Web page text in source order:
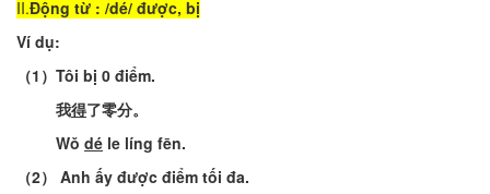
II.Động từ : /dé/ được, bị
Ví dụ:
（1 ） Tôi bị 0 điểm.
我得了零分。
Wǒ dé le líng fēn.
（2） Anh ấy được điểm tối đa.